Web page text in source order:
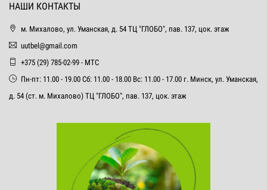
НАШИ КОНТАКТЫ
м. Михалово, ул. Уманская, д. 54 ТЦ "ГЛОБО", пав. 137, цок. этаж
uutbel@gmail.com
+375 (29) 785-02-99 - МТС
Пн-пт: 11.00 - 19.00 Сб: 11.00 - 18.00 Вс: 11.00 - 17.00 г. Минск, ул. Уманская,
д. 54 (ст. м. Михалово) ТЦ "ГЛОБО", пав. 137, цок. этаж